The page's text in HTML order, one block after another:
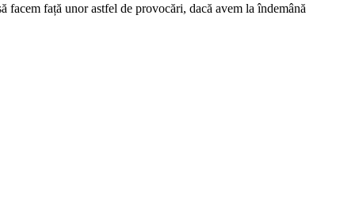
față unor astfel de provocări, dacă avem la îndemână